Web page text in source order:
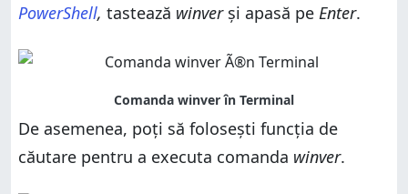
PowerShell, tastează winverși apasă pe Enter.
De asemenea, poți să folosești funcția de
căutare pentru a executa comanda winver.